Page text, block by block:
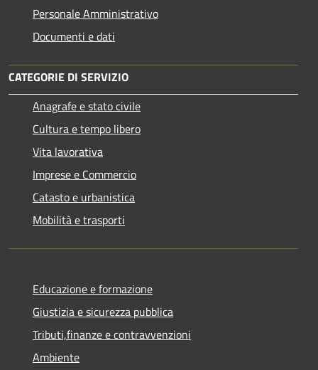
Personale Amministrativo
Documenti e dati
CATEGORIE DI SERVIZIO
Anagrafe e stato civile
Cultura e tempo libero
Vita lavorativa
Imprese e Commercio
Catasto e urbanistica
Mobilità e trasporti
Educazione e formazione
Giustizia e sicurezza pubblica
Tributi,finanze e contravvenzioni
Ambiente